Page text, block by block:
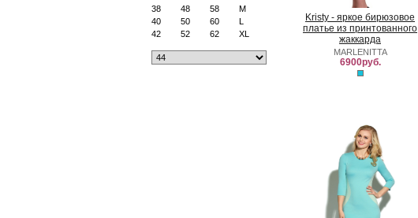
38
48 58
M
40
50 60
L
42
52 62 XL
Kristy - яркое бирюзовое
платье из принтованного
жаккарда
MARLENITTA
6900руб.